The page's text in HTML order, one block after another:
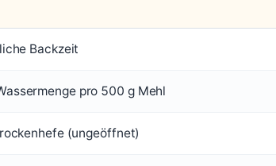
Backzeit
pro 500 g Mehl
(ungeöffnet)